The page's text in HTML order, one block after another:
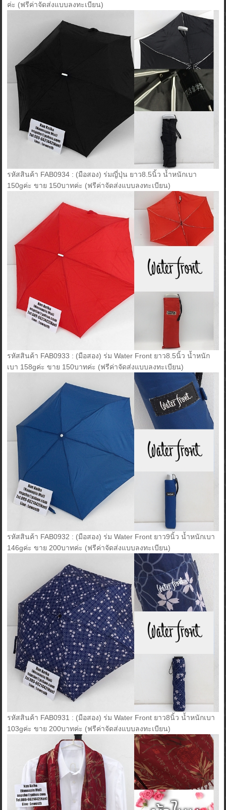
ค่ะ (ฟรีค่าจัดส่งแบบลงทะเบียน)
รหัสสินค้า FAB0934 : (มือสอง) ร่มญี่ปุ่น ยาว8.5นิ้ว น้ำหนักเบา
150gค่ะ ขาย 150บาทค่ะ (ฟรีค่าจัดส่งแบบลงทะเบียน)
รหัสสินค้า FAB0933 : (มือสอง) ร่ม Water Front ยาว8.5นิ้ว น้ำหนัก
เบา 158gค่ะ ขาย 150บาทค่ะ (ฟรีค่าจัดส่งแบบลงทะเบียน)
รหัสสินค้า FAB0932 : (มือสอง) ร่ม Water Front ยาว9นิ้ว น้ำหนักเบา
146gค่ะ ขาย 200บาทค่ะ (ฟรีค่าจัดส่งแบบลงทะเบียน)
รหัสสินค้า FAB0931 : (มือสอง) ร่ม Water Front ยาว8นิ้ว น้ำหนักเบา
103gค่ะ ขาย 200บาทค่ะ (ฟรีค่าจัดส่งแบบลงทะเบียน)